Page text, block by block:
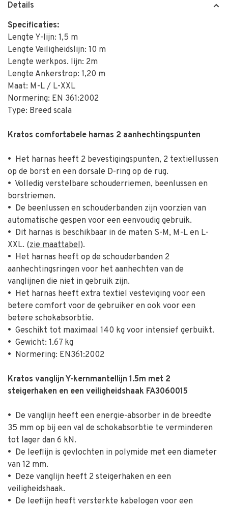
Details
Specificaties:
Lengte Y-lijn: 1,5 m
Lengte Veiligheidslijn: 10 m
Lengte werkpos. lijn: 2m
Lengte Ankerstrop: 1,20 m
Maat: M-L / L-XXL
Normering: EN 361:2002
Type: Breed scala
Kratos comfortabele harnas 2 aanhechtingspunten
• Het harnas heeft 2 bevestigingspunten, 2 textiellussen
op de borst en een dorsale D-ring op de rug.
• Volledig verstelbare schouderriemen, beenlussen en
borstriemen.
• De beenlussen en schouderbanden zijn voorzien van
automatische gespen voor een eenvoudig gebruik.
• Dit harnas is beschikbaar in de maten S-M, M-L en L-
XXL. (zie maattabel).
• Het harnas heeft op de schouderbanden 2
aanhechtingsringen voor het aanhechten van de
vanglijnen die niet in gebruik zijn.
• Het harnas heeft extra textiel vesteviging voor een
betere comfort voor de gebruiker en ook voor een
betere schokabsorbtie.
• Geschikt tot maximaal 140 kg voor intensief gerbuikt.
• Gewicht: 1.67 kg
• Normering: EN361:2002
Kratos vanglijn Y-kernmantellijn 1.5m met 2
steigerhaken en een veiligheidshaak FA3060015
• De vanglijn heeft een energie-absorber in de breedte
35 mm op bij een val de schokabsorbtie te verminderen
tot lager dan 6 kN.
• De leeflijn is gevlochten in polymide met een diameter
van 12 mm.
• Deze vanglijn heeft 2 steigerhaken en een
veiligheidshaak.
• De leeflijn heeft versterkte kabelogen voor een